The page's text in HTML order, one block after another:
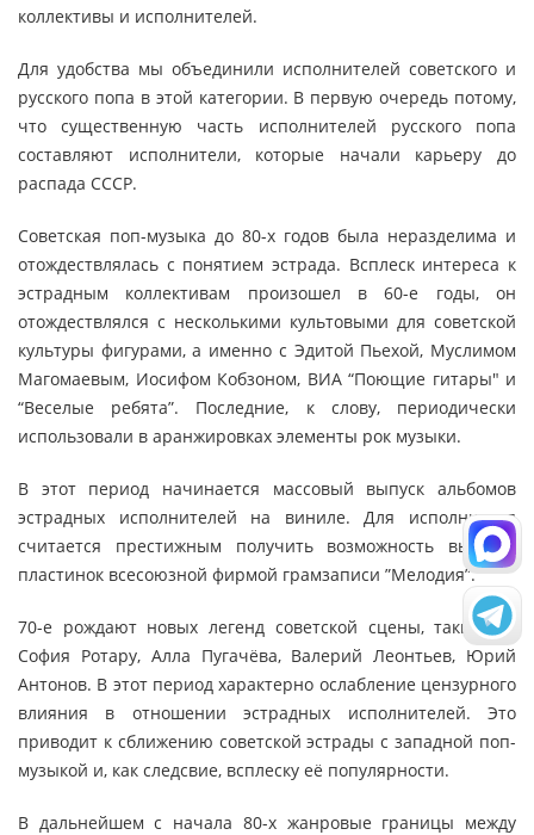
коллективы и исполнителей.
Для удобства мы объединили исполнителей советского и
русского попа в этой категории. В первую очередь потому,
что существенную часть исполнителей русского попа
составляют исполнители, которые начали карьеру до
распада СССР.
Советская поп-музыка до 80-х годов была неразделима и
отождествлялась с понятием эстрада. Всплеск интереса к
эстрадным коллективам произошел в 60-е годы, он
отождествлялся с несколькими культовыми для советской
культуры фигурами, а именно с Эдитой Пьехой, Муслимом
Магомаевым, Иосифом Кобзоном, ВИА “Поющие гитары" и
“Веселые ребята”. Последние, к слову, периодически
использовали в аранжировках элементы рок музыки.
В этот период начинается массовый выпуск альбомов
эстрадных исполнителей на виниле. Для исполнителя
считается престижным получить возможность выпуска
пластинок всесоюзной фирмой грамзаписи ”Мелодия”.
70-е рождают новых легенд советской сцены, таких как
София Ротару, Алла Пугачёва, Валерий Леонтьев, Юрий
Антонов. В этот период характерно ослабление цензурного
влияния в отношении эстрадных исполнителей. Это
приводит к сближению советской эстрады с западной поп-
музыкой и, как следсвие, всплеску её популярности.
В дальнейшем с начала 80-х жанровые границы между